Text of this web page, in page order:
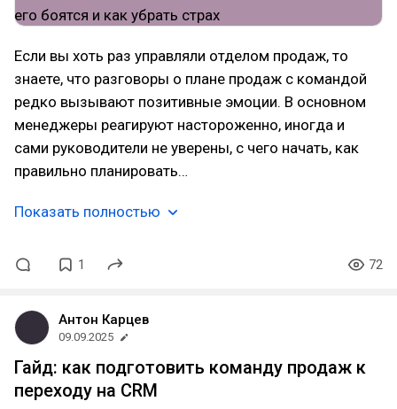
Если вы хоть раз управляли отделом продаж, то
знаете, что разговоры о плане продаж с командой
редко вызывают позитивные эмоции. В основном
менеджеры реагируют настороженно, иногда и
сами руководители не уверены, с чего начать, как
правильно планировать…
Показать полностью
1 72
Антон Карцев
09.09.2025
Гайд: как подготовить команду продаж к
переходу на CRM